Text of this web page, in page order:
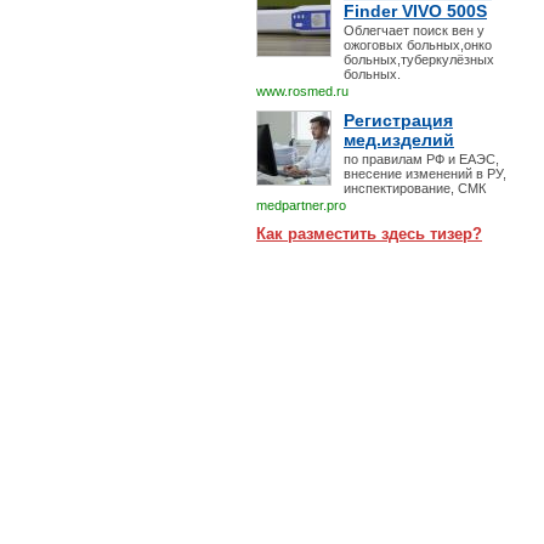
Finder VIVO 500S
Облегчает поиск вен у
ожоговых больных,онко
больных,туберкулёзных
больных.
www.rosmed.ru
Регистрация
мед.изделий
по правилам РФ и ЕАЭС,
внесение изменений в РУ,
инспектирование, СМК
medpartner.pro
Как разместить здесь тизер?